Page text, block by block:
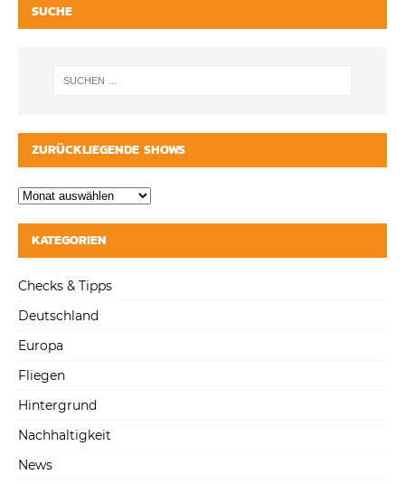
SUCHE
ZURÜCKLIEGENDE SHOWS
KATEGORIEN
Checks & Tipps
Deutschland
Europa
Fliegen
Hintergrund
Nachhaltigkeit
News